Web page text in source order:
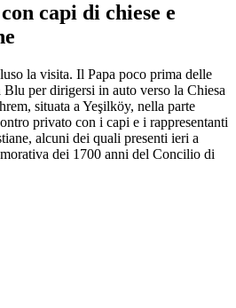
capi di chiese e
la visita. Il Papa poco prima delle
per dirigersi in auto verso la Chiesa
situata a Yeşilköy, nella parte
privato con i capi e i rappresentanti
alcuni dei quali presenti ieri a
dei 1700 anni del Concilio di